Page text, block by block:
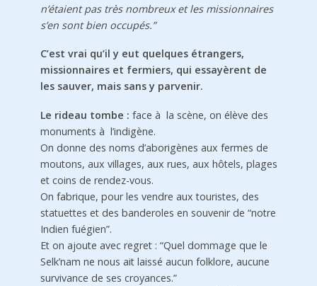
n’étaient pas très nombreux et les missionnaires
s’en sont bien occupés.”
C’est vrai qu’il y eut quelques étrangers,
missionnaires et fermiers, qui essayèrent de
les sauver, mais sans y parvenir.
Le rideau tombe : face à la scène, on élève des
monuments à l’indigène.
On donne des noms d’aborigènes aux fermes de
moutons, aux villages, aux rues, aux hôtels, plages
et coins de rendez-vous.
On fabrique, pour les vendre aux touristes, des
sta­tuettes et des banderoles en souvenir de “notre
Indien fuégien”.
Et on ajoute avec regret : “Quel dommage que le
Selk’nam ne nous ait laissé aucun folklore, aucune
survivance de ses croyances.”